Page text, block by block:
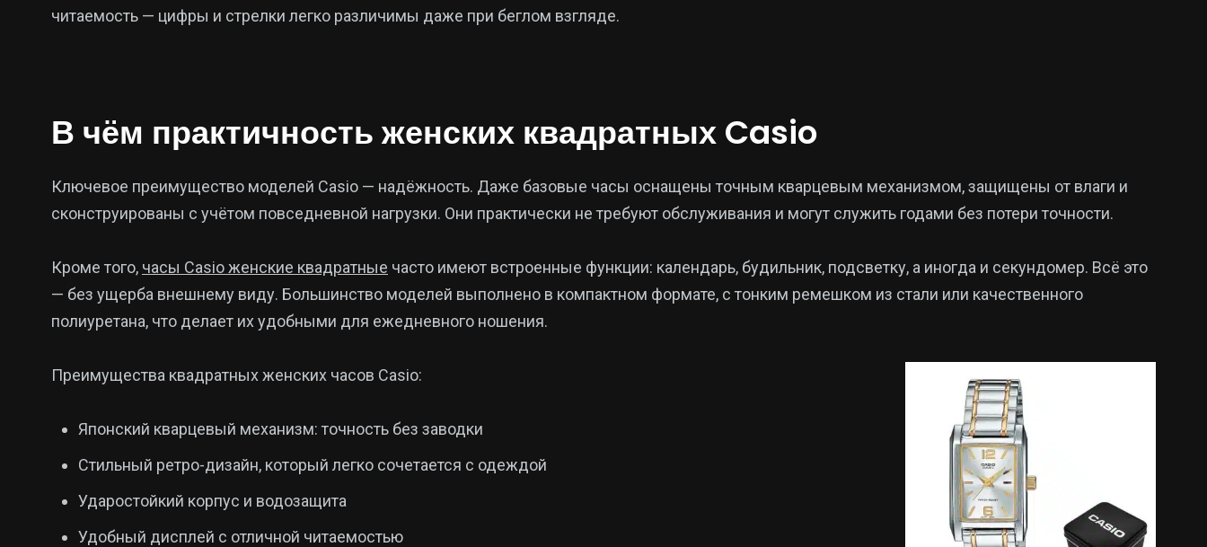
читаемость — цифры и стрелки легко различимы даже при беглом взгляде.
В чём практичность женских квадратных Casio
Ключевое преимущество моделей Casio — надёжность. Даже базовые часы оснащены точным кварцевым механизмом, защищены от влаги и
сконструированы с учётом повседневной нагрузки. Они практически не требуют обслуживания и могут служить годами без потери точности.
Кроме того, часы Casio женские квадратные часто имеют встроенные функции: календарь, будильник, подсветку, а иногда и секундомер. Всё это
— без ущерба внешнему виду. Большинство моделей выполнено в компактном формате, с тонким ремешком из стали или качественного
полиуретана, что делает их удобными для ежедневного ношения.
Преимущества квадратных женских часов Casio:
Японский кварцевый механизм: точность без заводки
Стильный ретро-дизайн, который легко сочетается с одеждой
Ударостойкий корпус и водозащита
Удобный дисплей с отличной читаемостью